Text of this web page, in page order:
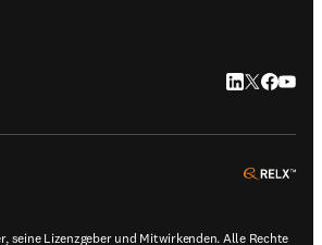
LinkedIn
Twitter
seine Lizenzgeber und Mitwirkenden. Alle Rechte